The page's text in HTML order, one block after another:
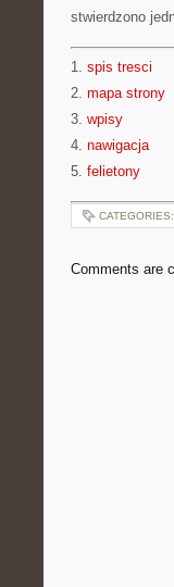
stwierdzono
1. spis tresci
2. mapa strony
3. wpisy
4. nawigacja
5. felietony
CATEGORIES:
Comments are